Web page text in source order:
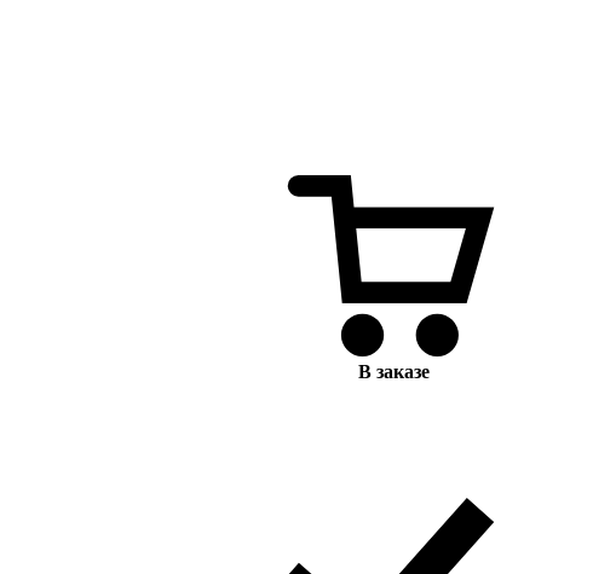
В заказе